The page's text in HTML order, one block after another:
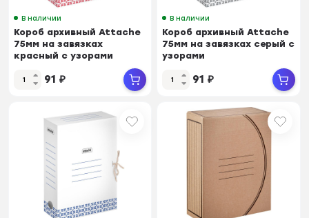
В наличии
Короб архивный Attache
75мм на завязках
красный с узорами
91 ₽
В наличии
Короб архивный Attache
75мм на завязках серый с
узорами
91 ₽